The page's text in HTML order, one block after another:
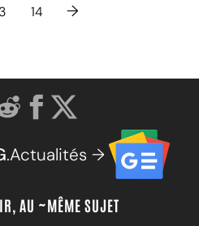
14 →
.Actualités →
AU ~MÊME SUJET